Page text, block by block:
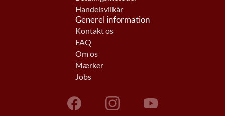
Handelsvilkår
Generel information
Kontakt os
FAQ
Om os
Mærker
Jobs